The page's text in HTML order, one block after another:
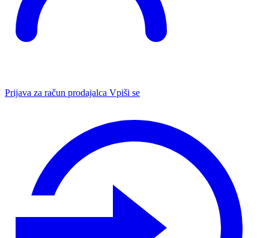
Prijava za račun prodajalca Vpiši se